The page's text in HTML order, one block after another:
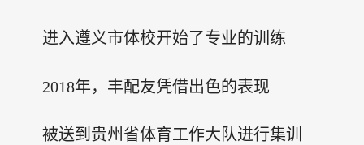
进入遵义市体校开始了专业的训练
2018年，丰配友凭借出色的表现
被送到贵州省体育工作大队进行集训